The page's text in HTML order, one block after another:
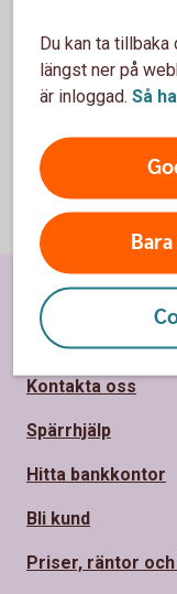
Du kan ta
längst ner på
är inloggad. Så
Sidfot
Hitta
Kontakta oss
Spärrhjälp
Hitta bankkontor
Bli kund
Priser, räntor